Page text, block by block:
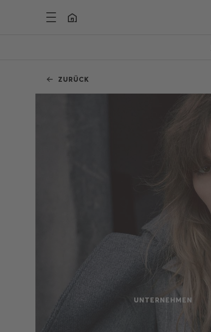
ZURÜCK
UNTERNEHMEN